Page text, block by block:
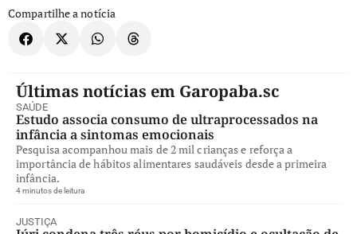
Compartilhe a notícia
Últimas notícias em Garopaba.sc
SAÚDE
Estudo associa consumo de ultraprocessados na
infância a sintomas emocionais
Pesquisa acompanhou mais de 2 mil crianças e reforça a
importância de hábitos alimentares saudáveis desde a primeira
infância.
4 minutos de leitura
JUSTIÇA